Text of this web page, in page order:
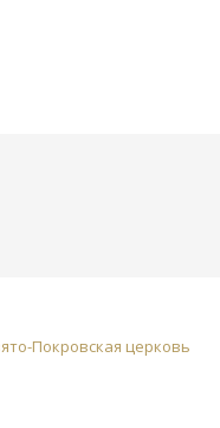
Покровская церковь